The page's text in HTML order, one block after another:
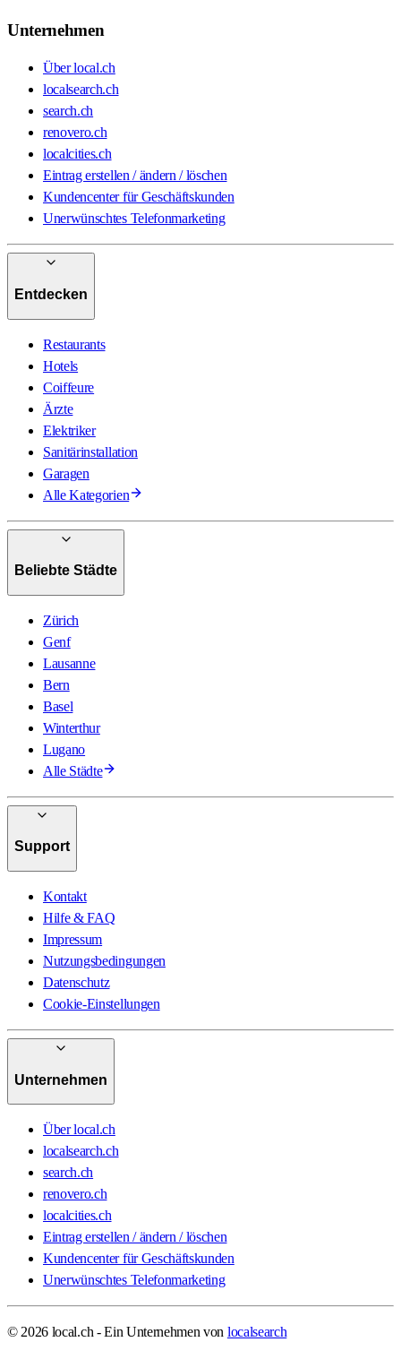
Unternehmen
Über local.ch
localsearch.ch
search.ch
renovero.ch
localcities.ch
Eintrag erstellen / ändern / löschen
Kundencenter für Geschäftskunden
Unerwünschtes Telefonmarketing
Entdecken
Restaurants
Hotels
Coiffeure
Ärzte
Elektriker
Sanitärinstallation
Garagen
Alle Kategorien
Beliebte Städte
Zürich
Genf
Lausanne
Bern
Basel
Winterthur
Lugano
Alle Städte
Support
Kontakt
Hilfe & FAQ
Impressum
Nutzungsbedingungen
Datenschutz
Cookie-Einstellungen
Unternehmen
Über local.ch
localsearch.ch
search.ch
renovero.ch
localcities.ch
Eintrag erstellen / ändern / löschen
Kundencenter für Geschäftskunden
Unerwünschtes Telefonmarketing
© 2026 local.ch - Ein Unternehmen von localsearch